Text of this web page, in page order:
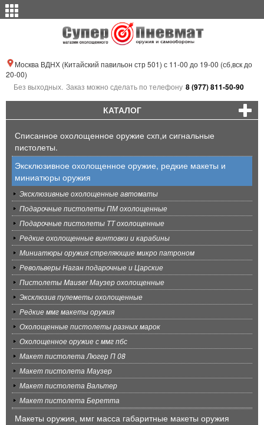
Москва ВДНХ (Китайский павильон стр 501) с 11-00 до 19-00 (сб,вск до
20-00)
Без выходных. Заказ можно сделать по телефону 8 (977) 811-50-90
КАТАЛОГ
Списанное охолощенное оружие схп,и сигнальные
пистолеты.
Эксклюзивное охолощенное оружие, редкие макеты и
миниатюры оружия
Эксклюзивные охолощенные автоматы
Подарочные пистолеты ПМ охолощенные
Подарочные пистолеты ТТ охолощенные
Редкие охолощенные винтовки и карабины
Миниатюры оружия стреляющие микро патроном
Револьверы Наган подарочные и Царские
Пистолеты Mauser Маузер охолощенные
Эксклюзив пулеметы охолощенные
Редкие ммг макеты оружия
Охолощенные пистолеты разных марок
Охолощенное оружие с ммг пбс
Макет пистолета Люгер П 08
Макет пистолета Маузер
Макет пистолета Вальтер
Макет пистолета Беретта
Макеты оружия, ммг масса габаритные макеты оружия